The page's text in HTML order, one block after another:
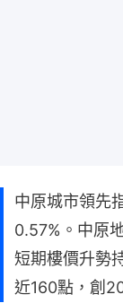
中原城市領先
0.57%。中原
短期樓價升勢
近160點，創